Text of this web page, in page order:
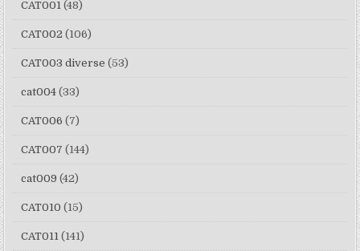
CAT001 (48)
CAT002 (106)
CAT003 diverse (53)
cat004 (33)
CAT006 (7)
CAT007 (144)
cat009 (42)
CAT010 (15)
CAT011 (141)